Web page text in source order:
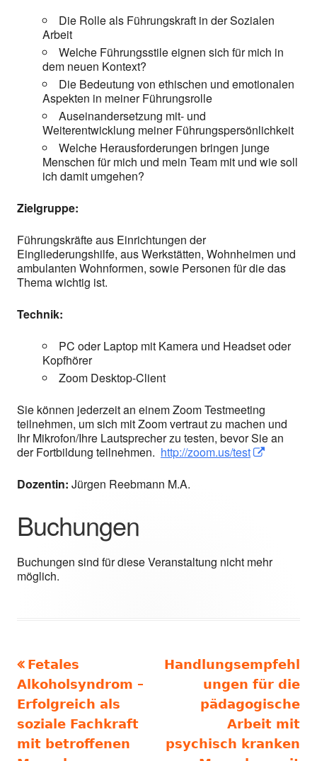
Die Rolle als Führungskraft in der Sozialen
Arbeit
Welche Führungsstile eignen sich für mich in
dem neuen Kontext?
Die Bedeutung von ethischen und emotionalen
Aspekten in meiner Führungsrolle
Auseinandersetzung mit- und
Weiterentwicklung meiner Führungspersönlichkeit
Welche Herausforderungen bringen junge
Menschen für mich und mein Team mit und wie soll
ich damit umgehen?
Zielgruppe:
Führungskräfte aus Einrichtungen der
Eingliederungshilfe, aus Werkstätten, Wohnheimen und
ambulanten Wohnformen, sowie Personen für die das
Thema wichtig ist.
Technik:
PC oder Laptop mit Kamera und Headset oder
Kopfhörer
Zoom Desktop-Client
Sie können jederzeit an einem Zoom Testmeeting
teilnehmen, um sich mit Zoom vertraut zu machen und
Ihr Mikrofon/Ihre Lautsprecher zu testen, bevor Sie an
der Fortbildung teilnehmen. http://zoom.us/testIn neuem
Dozentin: Jürgen Reebmann M.A.
Buchungen
Buchungen sind für diese Veranstaltung nicht mehr
möglich.
Beitragsnavigation
Vorheriger
Beitrag:
Fetales
Alkoholsyndrom –
Erfolgreich als
soziale Fachkraft
mit betroffenen
Nächster
Beitrag
Handlungsempfehl
ungen für die
pädagogische
Arbeit mit
psychisch kranken